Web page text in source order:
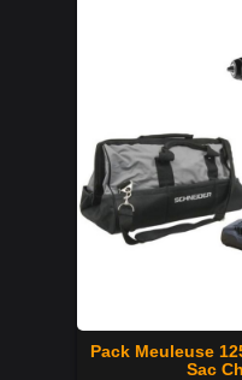
Pack Meuleuse
Sac